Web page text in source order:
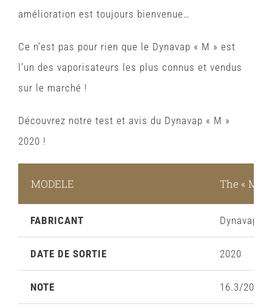
amélioration est toujours bienvenue…
Ce n’est pas pour rien que le Dynavap « M » est
l’un des vaporisateurs les plus connus et vendus
sur le marché !
Découvrez notre test et avis du Dynavap « M »
2020 !
MODELE The « M »
FABRICANT Dynavap
DATE DE SORTIE 2020
NOTE 16.3/20